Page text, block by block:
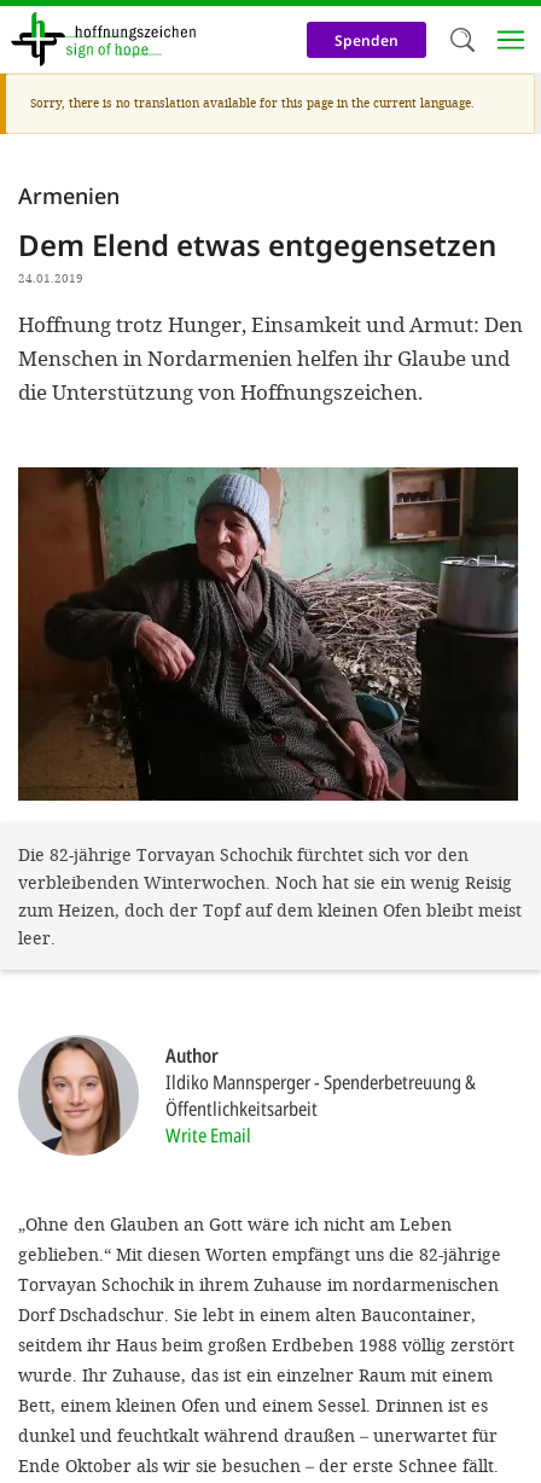
Skip
content
Spenden
Warning
message
Sorry, there is no translation available for this page in the current language.
Armenien
Dem Elend etwas entgegensetzen
24.01.2019
Hoffnung trotz Hunger, Einsamkeit und Armut: Den
Menschen in Nordarmenien helfen ihr Glaube und
die Unterstützung von Hoffnungszeichen.
Die 82-jährige Torvayan Schochik fürchtet sich vor den
verbleibenden Winterwochen. Noch hat sie ein wenig Reisig
zum Heizen, doch der Topf auf dem kleinen Ofen bleibt meist
leer.
Author
Ildiko Mannsperger Spenderbetreuung &
Öffentlichkeitsarbeit
Write Email
„Ohne den Glauben an Gott wäre ich nicht am Leben
geblieben.“ Mit diesen Worten empfängt uns die 82-jährige
Torvayan Schochik in ihrem Zuhause im nordarmenischen
Dorf Dschadschur. Sie lebt in einem alten Baucontainer,
seitdem ihr Haus beim großen Erdbeben 1988 völlig zerstört
wurde. Ihr Zuhause, das ist ein einzelner Raum mit einem
Bett, einem kleinen Ofen und einem Sessel. Drinnen ist es
dunkel und feuchtkalt während draußen – unerwartet für
Ende Oktober als wir sie besuchen – der erste Schnee fällt.
cookies,
cookies
us to
efficient,
the best
cookies
can
settings
'Cookie
AGREE